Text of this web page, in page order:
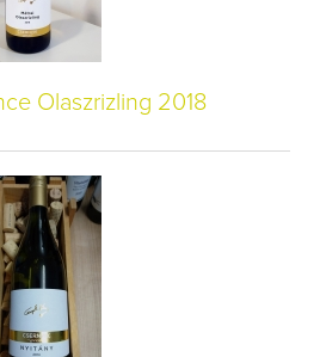
Olaszrizling 2018